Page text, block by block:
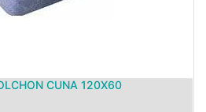
CUNA 120X60